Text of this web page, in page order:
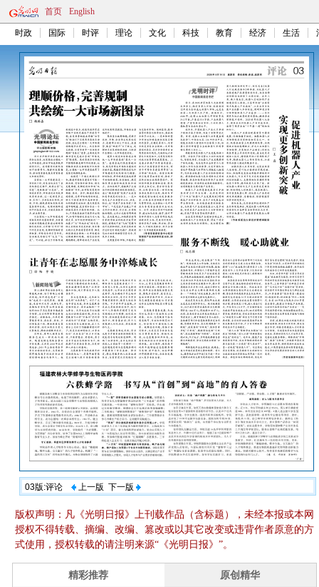
首页 English
时政 国际 时评 理论 文化 科技 教育 经济 生活
03版:评论 上一版 下一版
版权声明：凡《光明日报》上刊载作品（含标题），未经本报或本网
授权不得转载、摘编、改编、篡改或以其它改变或违背作者原意的方
式使用，授权转载的请注明来源“《光明日报》”。